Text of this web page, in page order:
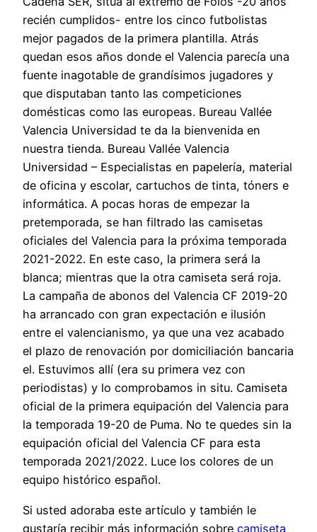
recién cumplidos- entre los cinco futbolistas
mejor pagados de la primera plantilla. Atrás
quedan esos años donde el Valencia parecía una
fuente inagotable de grandísimos jugadores y
que disputaban tanto las competiciones
domésticas como las europeas. Bureau Vallée
Valencia Universidad te da la bienvenida en
nuestra tienda. Bureau Vallée Valencia
Universidad – Especialistas en papelería, material
de oficina y escolar, cartuchos de tinta, tóners e
informática. A pocas horas de empezar la
pretemporada, se han filtrado las camisetas
oficiales del Valencia para la próxima temporada
2021-2022. En este caso, la primera será la
blanca; mientras que la otra camiseta será roja.
La campaña de abonos del Valencia CF 2019-20
ha arrancado con gran expectación e ilusión
entre el valencianismo, ya que una vez acabado
el plazo de renovación por domiciliación bancaria
el. Estuvimos allí (era su primera vez con
periodistas) y lo comprobamos in situ. Camiseta
oficial de la primera equipación del Valencia para
la temporada 19-20 de Puma. No te quedes sin la
equipación oficial del Valencia CF para esta
temporada 2021/2022. Luce los colores de un
equipo histórico español.
Si usted adoraba este artículo y también le
gustaría recibir más información sobre camiseta